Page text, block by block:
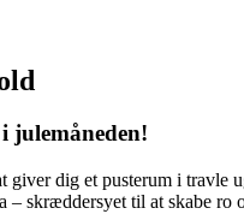
julemåneden!
giver dig et pusterum i travle
– skræddersyet til at skabe ro